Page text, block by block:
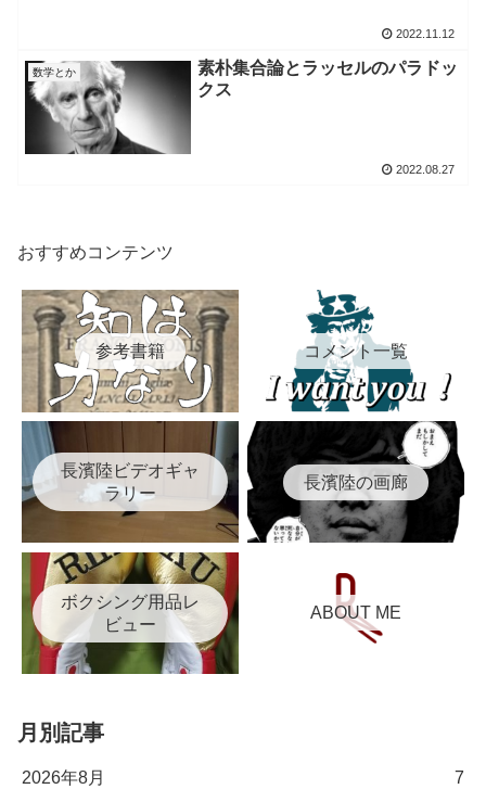
2022.11.12
数学とか
素朴集合論とラッセルのパラドッ
クス
2022.08.27
おすすめコンテンツ
参考書籍 コメント一覧
長濱陸ビデオギャ
ラリー
長濱陸の画廊
ボクシング用品レ
ビュー
ABOUT ME
月別記事
2026年8月 7